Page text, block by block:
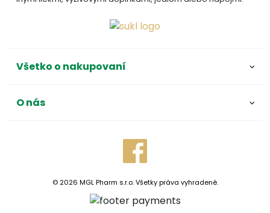
Všetko o nakupovaní
O nás
© 2026 MGL Pharm s.r.o. Všetky práva vyhradené.